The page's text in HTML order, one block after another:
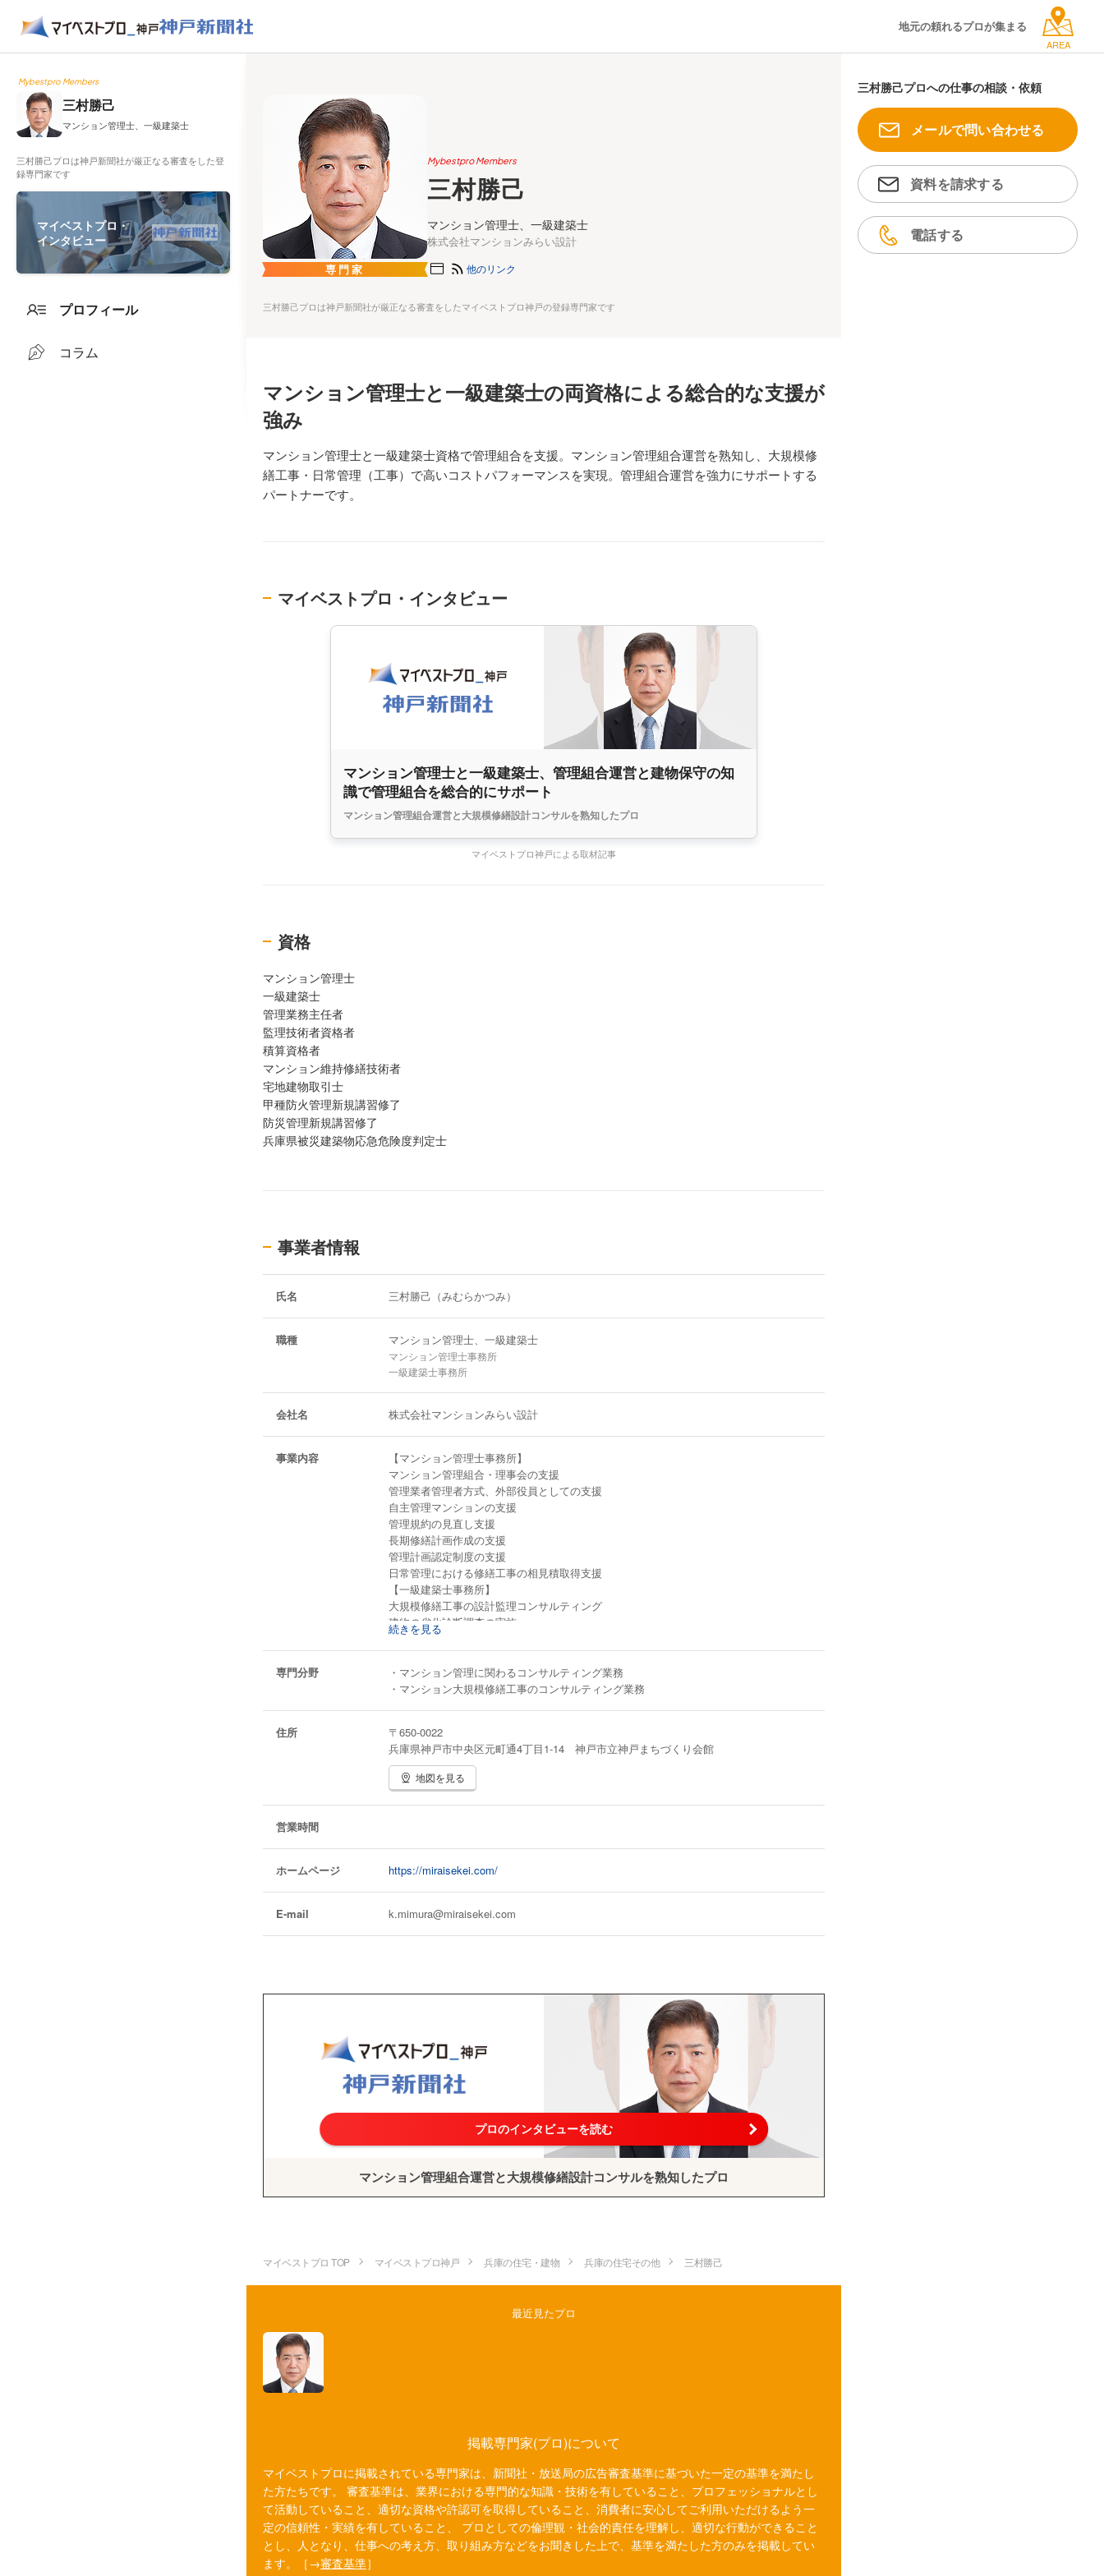
地元の頼れるプロが集まる
AREA
Mybestpro Members
三村勝己
マンション管理士、一級建築士
三村勝己プロは神戸新聞社が厳正なる審査をした登
録専門家です
マイベストプロ・
インタビュー
プロフィール
コラム
専門家
Mybestpro Members
三村勝己
マンション管理士、一級建築士
株式会社マンションみらい設計
他のリンク
三村勝己プロは神戸新聞社が厳正なる審査をしたマイベストプロ神戸の登録専門家です
マンション管理士と一級建築士の両資格による総合的な支援が
強み
マンション管理士と一級建築士資格で管理組合を支援。マンション管理組合運営を熟知し、大規模修
繕工事・日常管理（工事）で高いコストパフォーマンスを実現。管理組合運営を強力にサポートする
パートナーです。
マイベストプロ・インタビュー
マンション管理士と一級建築士、管理組合運営と建物保守の知
識で管理組合を総合的にサポート
マンション管理組合運営と大規模修繕設計コンサルを熟知したプロ
マイベストプロ神戸による取材記事
資格
マンション管理士
一級建築士
管理業務主任者
監理技術者資格者
積算資格者
マンション維持修繕技術者
宅地建物取引士
甲種防火管理新規講習修了
防災管理新規講習修了
兵庫県被災建築物応急危険度判定士
事業者情報
氏名 三村勝己（みむらかつみ）
職種 マンション管理士、一級建築士
マンション管理士事務所
一級建築士事務所
会社名 株式会社マンションみらい設計
事業内容
【マンション管理士事務所】
マンション管理組合・理事会の支援
管理業者管理者方式、外部役員としての支援
自主管理マンションの支援
管理規約の見直し支援
長期修繕計画作成の支援
管理計画認定制度の支援
日常管理における修繕工事の相見積取得支援
【一級建築士事務所】
大規模修繕工事の設計監理コンサルティング
建物の劣化診断調査の実施
特定建築物定期報告
その他マンションに関わる事項
続きを見る
専門分野
・マンション管理に関わるコンサルティング業務
・マンション大規模修繕工事のコンサルティング業務
住所
〒650-0022
兵庫県神戸市中央区元町通4丁目1-14 神戸市立神戸まちづくり会館
地図を見る
営業時間
ホームページ https://miraisekei.com/
E-mail k.mimura@miraisekei.com
プロのインタビューを読む
マンション管理組合運営と大規模修繕設計コンサルを熟知したプロ
マイベストプロ TOP マイベストプロ神戸 兵庫の住宅・建物 兵庫の住宅その他 三村勝己
最近見たプロ
掲載専門家(プロ)について
マイベストプロに掲載されている専門家は、新聞社・放送局の広告審査基準に基づいた一定の基準を満たし
た方たちです。 審査基準は、業界における専門的な知識・技術を有していること、プロフェッショナルとし
て活動していること、適切な資格や許認可を取得していること、消費者に安心してご利用いただけるよう一
定の信頼性・実績を有していること、 プロとしての倫理観・社会的責任を理解し、適切な行動ができること
とし、人となり、仕事への考え方、取り組み方などをお聞きした上で、基準を満たした方のみを掲載してい
ます。［→審査基準］
三村勝己プロへの仕事の相談・依頼
メールで問い合わせる
資料を請求する
電話する